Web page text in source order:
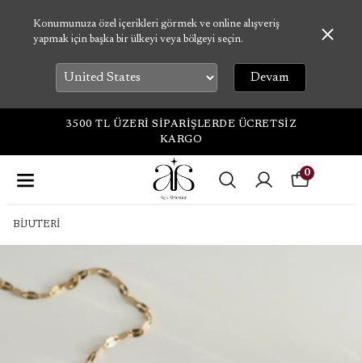
Konumunuza özel içerikleri görmek ve online alışveriş
yapmak için başka bir ülkeyi veya bölgeyi seçin.
Devam
3500 TL ÜZERİ SİPARİŞLERDE ÜCRETSİZ
KARGO
0
BİJUTERİ